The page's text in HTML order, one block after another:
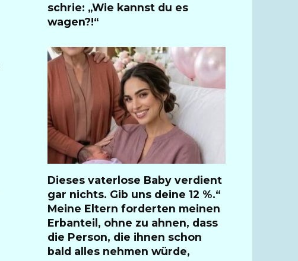
schrie: „Wie kannst du es
wagen?!“
Dieses vaterlose Baby verdient
gar nichts. Gib uns deine 12 %.“
Meine Eltern forderten meinen
Erbanteil, ohne zu ahnen, dass
die Person, die ihnen schon
bald alles nehmen würde,